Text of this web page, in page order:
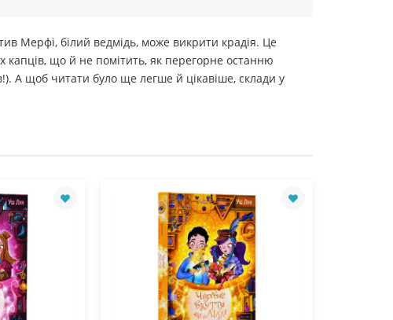
Мерфі, білий ведмідь, може викрити крадія. Це
капців, що й не помітить, як перегорне останню
А щоб читати було ще легше й цікавіше, склади у